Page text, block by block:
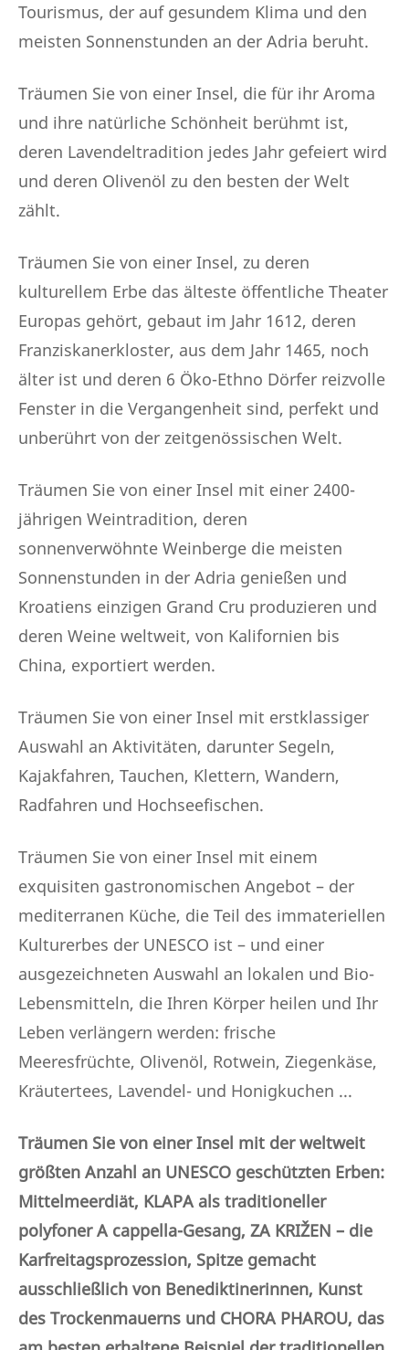
Tourismus, der auf gesundem Klima und den
meisten Sonnenstunden an der Adria beruht.
Träumen Sie von einer Insel, die für ihr Aroma
und ihre natürliche Schönheit berühmt ist,
deren Lavendeltradition jedes Jahr gefeiert wird
und deren Olivenöl zu den besten der Welt
zählt.
Träumen Sie von einer Insel, zu deren
kulturellem Erbe das älteste öffentliche Theater
Europas gehört, gebaut im Jahr 1612, deren
Franziskanerkloster, aus dem Jahr 1465, noch
älter ist und deren 6 Öko-Ethno Dörfer reizvolle
Fenster in die Vergangenheit sind, perfekt und
unberührt von der zeitgenössischen Welt.
Träumen Sie von einer Insel mit einer 2400-
jährigen Weintradition, deren
sonnenverwöhnte Weinberge die meisten
Sonnenstunden in der Adria genießen und
Kroatiens einzigen Grand Cru produzieren und
deren Weine weltweit, von Kalifornien bis
China, exportiert werden.
Träumen Sie von einer Insel mit erstklassiger
Auswahl an Aktivitäten, darunter Segeln,
Kajakfahren, Tauchen, Klettern, Wandern,
Radfahren und Hochseefischen.
Träumen Sie von einer Insel mit einem
exquisiten gastronomischen Angebot – der
mediterranen Küche, die Teil des immateriellen
Kulturerbes der UNESCO ist – und einer
ausgezeichneten Auswahl an lokalen und Bio-
Lebensmitteln, die Ihren Körper heilen und Ihr
Leben verlängern werden: frische
Meeresfrüchte, Olivenöl, Rotwein, Ziegenkäse,
Kräutertees, Lavendel- und Honigkuchen ...
Träumen Sie von einer Insel mit der weltweit
größten Anzahl an UNESCO geschützten Erben:
Mittelmeerdiät, KLAPA als traditioneller
polyfoner A cappella-Gesang, ZA KRIŽEN – die
Karfreitagsprozession, Spitze gemacht
ausschließlich von Benediktinerinnen, Kunst
des Trockenmauerns und CHORA PHAROU, das